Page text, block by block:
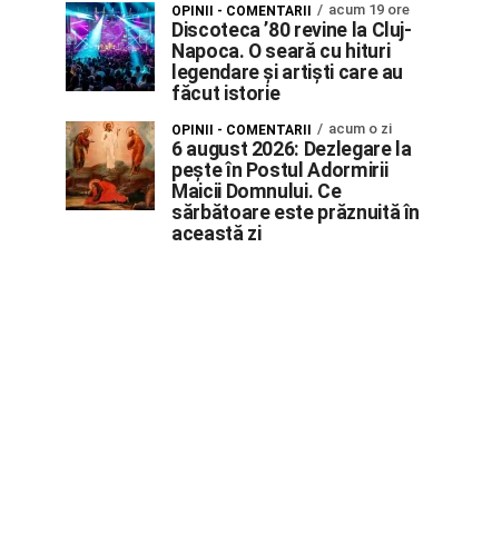
OPINII - COMENTARII acum 19 ore
Discoteca ’80 revine la Cluj-
Napoca. O seară cu hituri
legendare și artiști care au
făcut istorie
OPINII - COMENTARII acum o zi
6 august 2026: Dezlegare la
pește în Postul Adormirii
Maicii Domnului. Ce
sărbătoare este prăznuită în
această zi